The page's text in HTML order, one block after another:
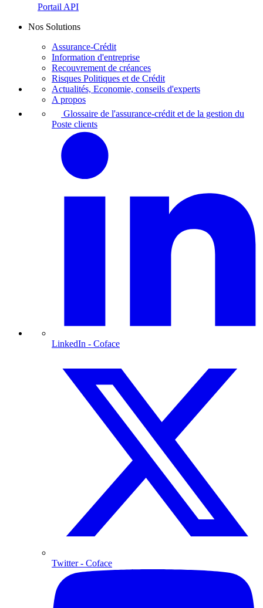
Portail API
Nos Solutions
Assurance-Crédit
Information d'entreprise
Recouvrement de créances
Risques Politiques et de Crédit
Actualités, Economie, conseils d'experts
A propos
Glossaire de l'assurance-crédit et de la gestion du
Poste clients
LinkedIn - Coface
Twitter- Coface